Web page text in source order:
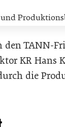
den TANN-
KR Hans
die